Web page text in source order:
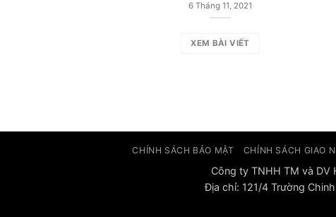
6 Tháng 11, 2021
XEM BÀI VIẾT
CHÍNH SÁCH BẢO MẬT CHÍNH SÁCH GIAO
Công ty TNHH TM và
Địa chỉ: 121/4 Trường